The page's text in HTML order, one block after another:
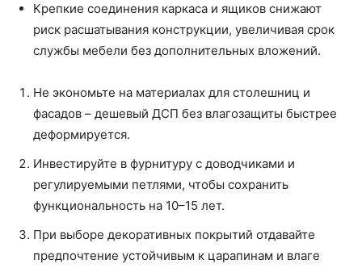
Крепкие соединения каркаса и ящиков снижают
риск расшатывания конструкции, увеличивая срок
службы мебели без дополнительных вложений.
Не экономьте на материалах для столешниц и
фасадов – дешевый ДСП без влагозащиты быстрее
деформируется.
Инвестируйте в фурнитуру с доводчиками и
регулируемыми петлями, чтобы сохранить
функциональность на 10–15 лет.
При выборе декоративных покрытий отдавайте
предпочтение устойчивым к царапинам и влаге